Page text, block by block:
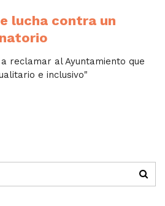
lucha contra un
reclamar al Ayuntamiento que
e inclusivo"